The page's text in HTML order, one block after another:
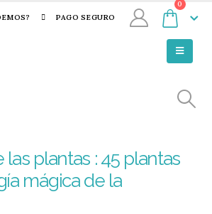
PAGO SEGURO
0
las plantas : 45 plantas
mágica de la